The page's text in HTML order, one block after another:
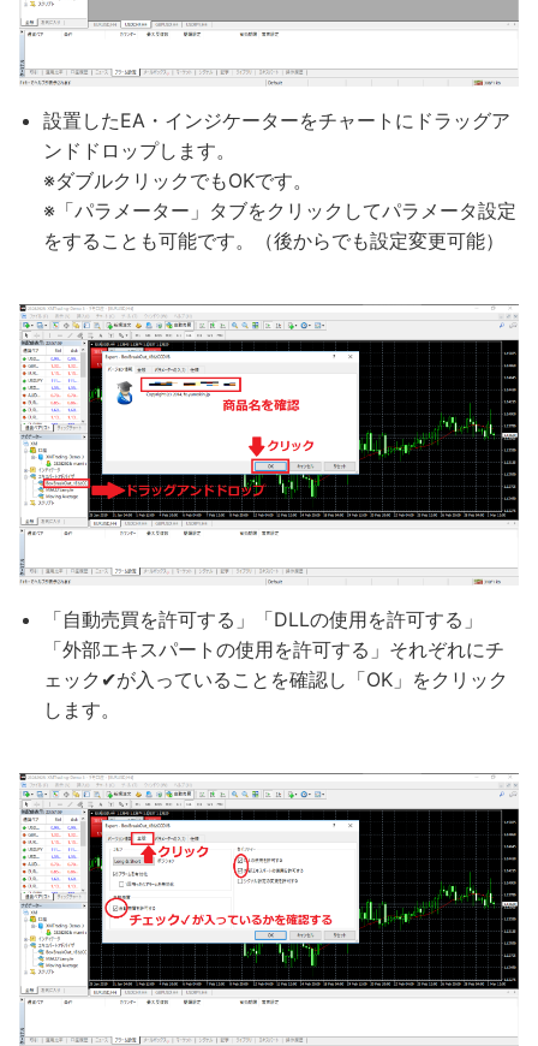
設置したEA・インジケーターをチャートにドラッグア
ンドドロップします。
※ダブルクリックでもOKです。
※「パラメーター」タブをクリックしてパラメータ設定
をすることも可能です。（後からでも設定変更可能）
「自動売買を許可する」「DLLの使用を許可する」
「外部エキスパートの使用を許可する」それぞれにチ
ェック✔が入っていることを確認し「OK」をクリック
します。